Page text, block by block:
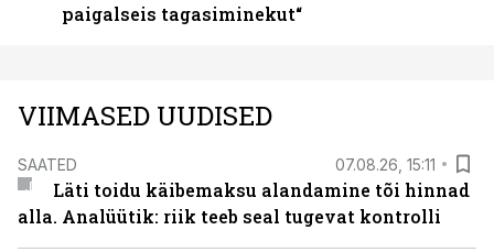
paigalseis tagasiminekut“
VIIMASED UUDISED
SAATED 07.08.26, 15:11
Läti toidu käibemaksu alandamine tõi hinnad
alla. Analüütik: riik teeb seal tugevat kontrolli